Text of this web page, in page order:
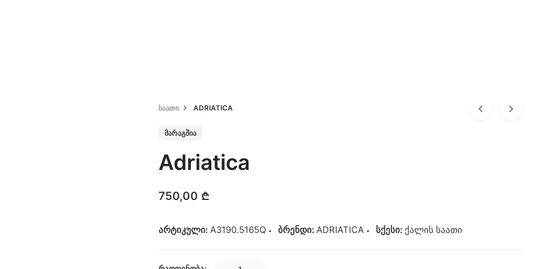
ᲡᲐᲐᲗᲘ ADRIATICA
ᲛᲐᲠᲐᲒᲨᲘᲐ
Adriatica
750,00 ₾
არტიკული: A3190.5165Q ბრენდი: ADRIATICA სქესი: ქალის საათი
Adriatica